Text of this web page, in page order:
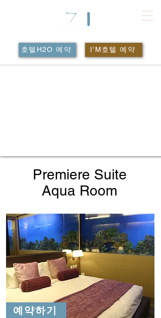
호텔H2O 예약 I'M호텔 예약
Premiere Suite
Aqua Room
예약하기